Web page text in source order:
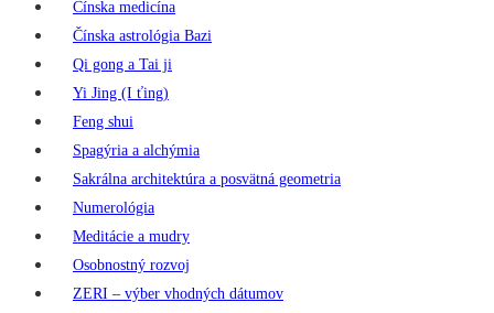
Čínska medicína
Čínska astrológia Bazi
Qi gong a Tai ji
Yi Jing (I ťing)
Feng shui
Spagýria a alchýmia
Sakrálna architektúra a posvätná geometria
Numerológia
Meditácie a mudry
Osobnostný rozvoj
ZERI – výber vhodných dátumov